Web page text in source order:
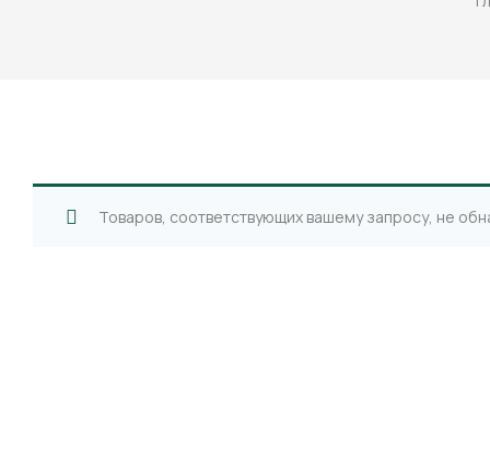
Товаров, соответствующих вашему запросу, не